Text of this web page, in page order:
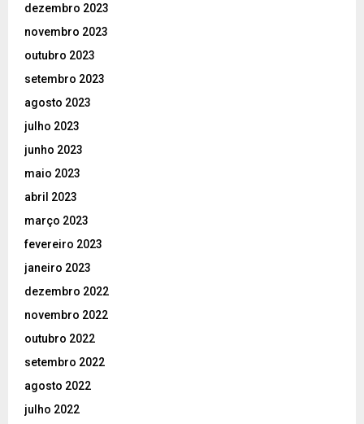
dezembro 2023
novembro 2023
outubro 2023
setembro 2023
agosto 2023
julho 2023
junho 2023
maio 2023
abril 2023
março 2023
fevereiro 2023
janeiro 2023
dezembro 2022
novembro 2022
outubro 2022
setembro 2022
agosto 2022
julho 2022